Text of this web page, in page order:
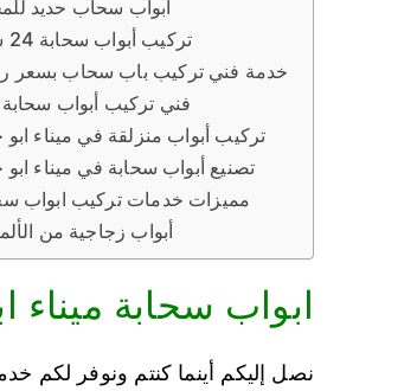
ابواب سحاب حديد
تركيب أبواب سحابة 24 ساعة
خدمة فني تركيب باب سحاب بسعر
فني تركيب أبواب
تركيب أبواب منزلقة في ميناء ابو
تصنيع أبواب سحابة في ميناء ابو
مميزات خدمات تركيب ابواب
أبواب زجاجية من
ابواب سحابة ميناء
نصل إليكم أينما كنتم ونوفر لكم